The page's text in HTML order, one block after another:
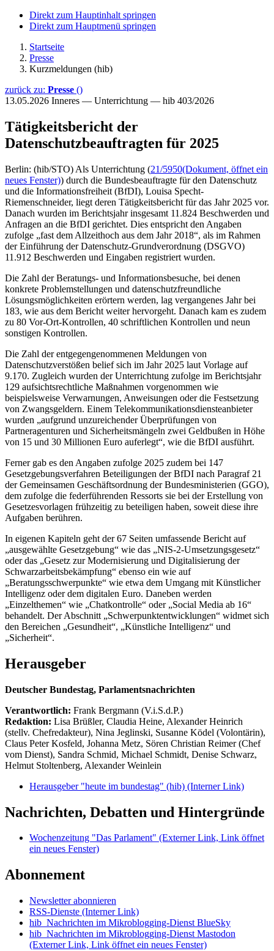
Direkt zum Hauptinhalt springen
Direkt zum Hauptmenü springen
Startseite
Presse
Kurzmeldungen (hib)
zurück zu: Presse ()
13.05.2026 Inneres — Unterrichtung — hib 403/2026
Tätigkeitsbericht der
Datenschutzbeauftragten für 2025
Berlin: (hib/STO) Als Unterrichtung (21/5950(Dokument, öffnet ein
neues Fenster)) durch die Bundesbeauftragte für den Datenschutz
und die Informationsfreiheit (BfDI), Louisa Specht-
Riemenschneider, liegt deren Tätigkeitsbericht für das Jahr 2025 vor.
Danach wurden im Berichtsjahr insgesamt 11.824 Beschwerden und
Anfragen an die BfDI gerichtet. Dies entspricht den Angaben
zufolge „fast dem Allzeithoch aus dem Jahr 2018“, als im Rahmen
der Einführung der Datenschutz-Grundverordnung (DSGVO)
11.912 Beschwerden und Eingaben registriert wurden.
Die Zahl der Beratungs- und Informationsbesuche, bei denen
konkrete Problemstellungen und datenschutzfreundliche
Lösungsmöglichkeiten erörtern werden, lag vergangenes Jahr bei
183, wie aus dem Bericht weiter hervorgeht. Danach kam es zudem
zu 80 Vor-Ort-Kontrollen, 40 schriftlichen Kontrollen und neun
sonstigen Kontrollen.
Die Zahl der entgegengenommenen Meldungen von
Datenschutzverstößen belief sich im Jahr 2025 laut Vorlage auf
9.170. Zugleich wurden der Unterrichtung zufolge im Berichtsjahr
129 aufsichtsrechtliche Maßnahmen vorgenommen wie
beispielsweise Verwarnungen, Anweisungen oder die Festsetzung
von Zwangsgeldern. Einem Telekommunikationsdiensteanbieter
wurden „aufgrund unzureichender Überprüfungen von
Partneragenturen und Sicherheitsmängeln zwei Geldbußen in Höhe
von 15 und 30 Millionen Euro auferlegt“, wie die BfDI ausführt.
Ferner gab es den Angaben zufolge 2025 zudem bei 147
Gesetzgebungsverfahren Beteiligungen der BfDI nach Paragraf 21
der Gemeinsamen Geschäftsordnung der Bundesministerien (GGO),
dem zufolge die federführenden Ressorts sie bei der Erstellung von
Gesetzesvorlagen frühzeitig zu beteiligen haben, soweit diese ihre
Aufgaben berühren.
In eigenen Kapiteln geht der 67 Seiten umfassende Bericht auf
„ausgewählte Gesetzgebung“ wie das „NIS-2-Umsetzungsgesetz“
oder das „Gesetz zur Modernisierung und Digitalisierung der
Schwarzarbeitsbekämpfung“ ebenso ein wie auf
„Beratungsschwerpunkte“ wie etwa dem Umgang mit Künstlicher
Intelligenz oder dem digitalen Euro. Daneben werden
„Einzelthemen“ wie „Chatkontrolle“ oder „Social Media ab 16“
behandelt. Der Abschnitt „Schwerpunktentwicklungen“ widmet sich
den Bereichen „Gesundheit“, „Künstliche Intelligenz“ und
„Sicherheit“.
Herausgeber
Deutscher Bundestag, Parlamentsnachrichten
Verantwortlich: Frank Bergmann (V.i.S.d.P.)
Redaktion: Lisa Brüßler, Claudia Heine, Alexander Heinrich
(stellv. Chefredakteur), Nina Jeglinski, Susanne Ködel (Volontärin),
Claus Peter Kosfeld, Johanna Metz, Sören Christian Reimer (Chef
vom Dienst), Sandra Schmid, Michael Schmidt, Denise Schwarz,
Helmut Stoltenberg, Alexander Weinlein
Herausgeber "heute im bundestag" (hib) (Interner Link)
Nachrichten, Debatten und Hintergründe
Wochenzeitung "Das Parlament" (Externer Link, Link öffnet
ein neues Fenster)
Abonnement
Newsletter abonnieren
RSS-Dienste (Interner Link)
hib_Nachrichten im Mikroblogging-Dienst BlueSky
hib_Nachrichten im Mikroblogging-Dienst Mastodon
(Externer Link, Link öffnet ein neues Fenster)